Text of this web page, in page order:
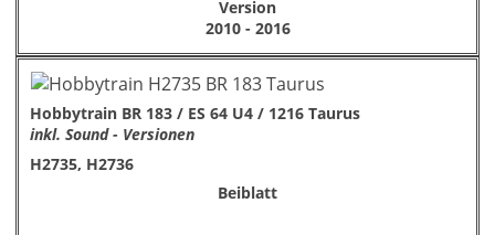
Version
2010 - 2016
Hobbytrain BR 183 / ES 64 U4 / 1216 Taurus
inkl. Sound - Versionen
H2735, H2736
Beiblatt